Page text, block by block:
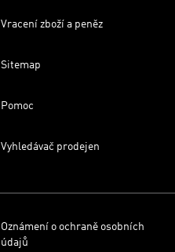
Vracení zboží a peněz
Sitemap
Pomoc
Vyhledávač prodejen
Oznámení o ochraně osobních
údajů